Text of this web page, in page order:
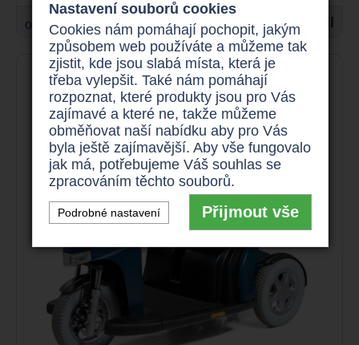
od 39.900 Kč Detail
Nastavení souborů cookies
Cookies nám pomáhají pochopit, jakým
způsobem web používáte a můžeme tak
zjistit, kde jsou slabá místa, která je
třeba vylepšit. Také nám pomáhají
rozpoznat, které produkty jsou pro Vás
zajímavé a které ne, takže můžeme
obměňovat naší nabídku aby pro Vás
byla ještě zajímavější. Aby vše fungovalo
jak má, potřebujeme Váš souhlas se
zpracováním těchto souborů.
Podrobné nastavení Přijmout vše